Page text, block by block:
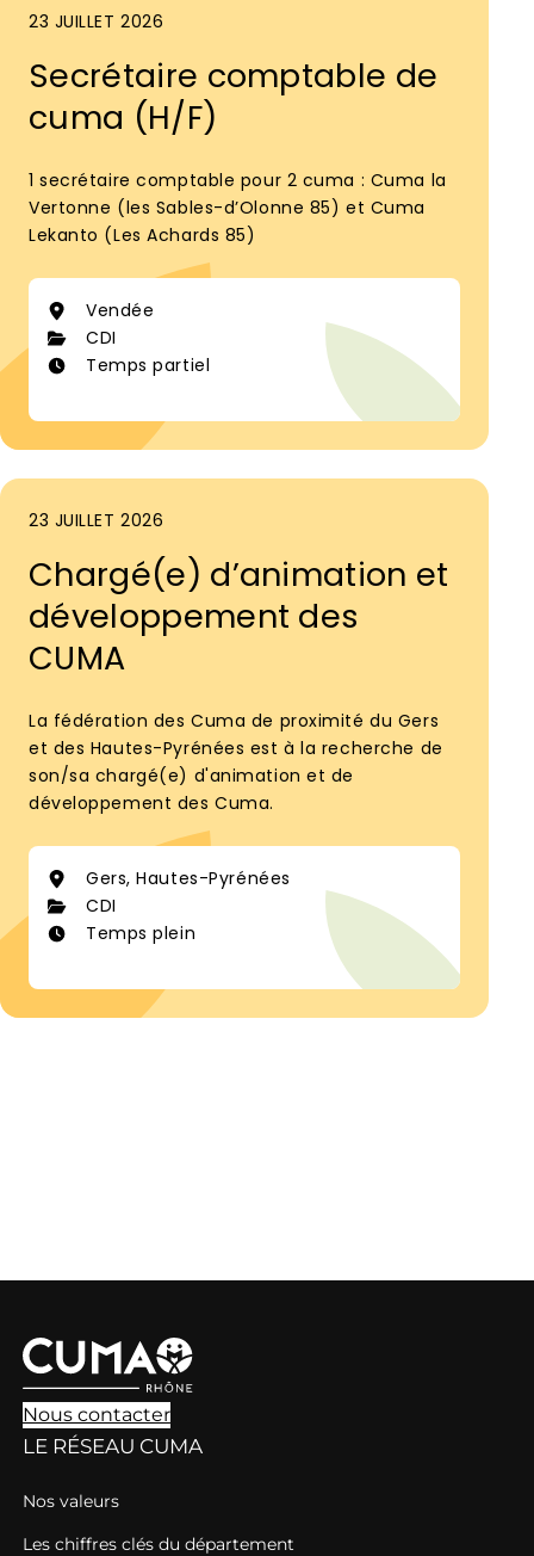
23 JUILLET 2026
Secrétaire comptable de
cuma (H/F)
1 secrétaire comptable pour 2 cuma : Cuma la
Vertonne (les Sables-d’Olonne 85) et Cuma
Lekanto (Les Achards 85)
Vendée
CDI
Temps partiel
23 JUILLET 2026
Chargé(e) d’animation et
développement des
CUMA
La fédération des Cuma de proximité du Gers
et des Hautes-Pyrénées est à la recherche de
son/sa chargé(e) d'animation et de
développement des Cuma.
Gers, Hautes-Pyrénées
CDI
Temps plein
Nous contacter
LE RÉSEAU CUMA
Nos valeurs
Les chiffres clés du département